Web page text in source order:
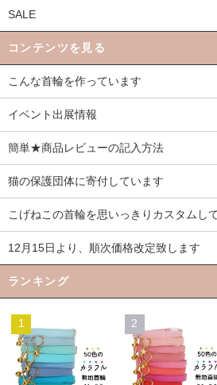
SALE
コンテンツを見る
こんな首輪を作っています
イベント出展情報
簡単★商品レビューの記入方法
猫の保護団体に寄付しています
こげねこの首輪を思いっきりカスタムし
12月15日より、順次価格改定致します
ランキング
1 2